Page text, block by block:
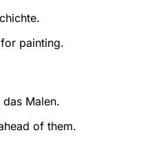
painting.
Malen.
of them.